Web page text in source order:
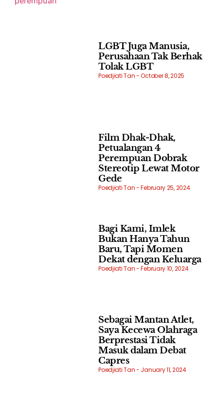
LGBT Juga Manusia,
Perusahaan Tak Berhak
Tolak LGBT
Poedjiati Tan October 8, 2025
Film Dhak-Dhak,
Petualangan 4
Perempuan Dobrak
Stereotip Lewat Motor
Gede
Poedjiati Tan February 25, 2024
Bagi Kami, Imlek
Bukan Hanya Tahun
Baru, Tapi Momen
Dekat dengan Keluarga
Poedjiati Tan February 10, 2024
Sebagai Mantan Atlet,
Saya Kecewa Olahraga
Berprestasi Tidak
Masuk dalam Debat
Capres
Poedjiati Tan January 11, 2024